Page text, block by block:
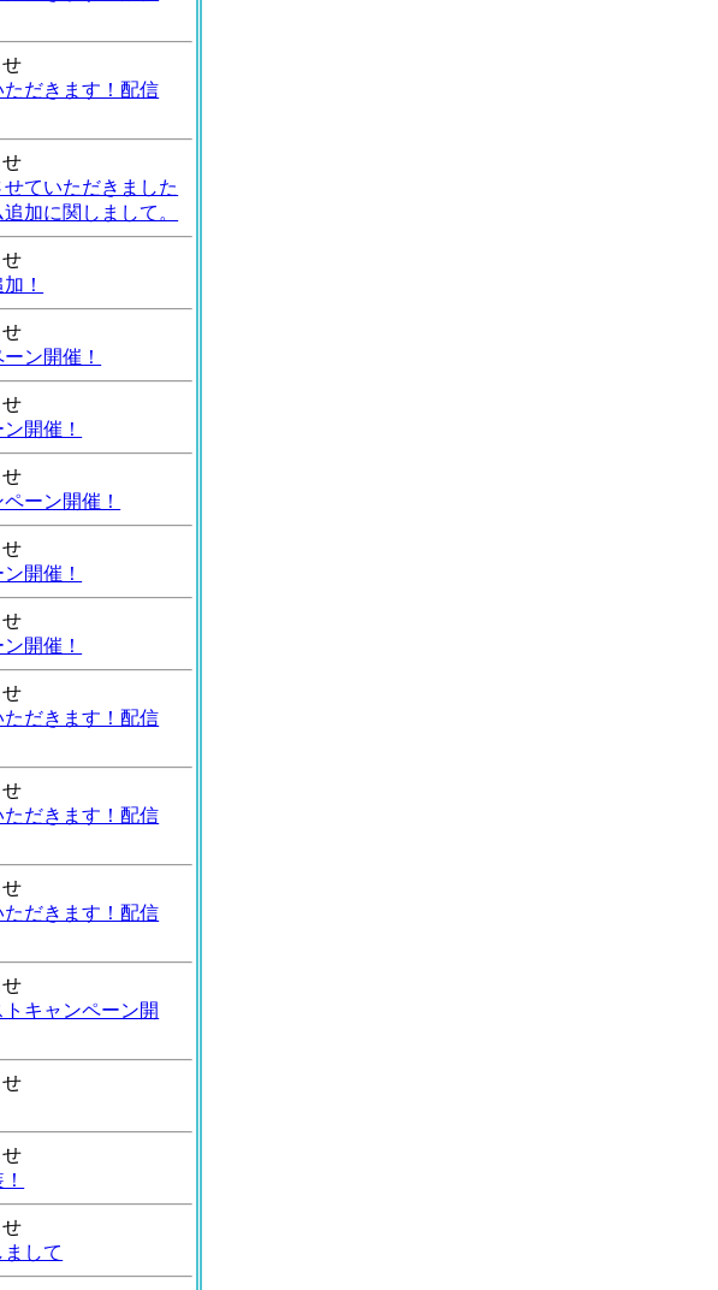
せ
だきます！配信
せ
ていただきました
加に関しまして。
せ
！
せ
ン開催！
せ
開催！
せ
ーン開催！
せ
開催！
せ
開催！
せ
だきます！配信
せ
だきます！配信
せ
だきます！配信
せ
キャンペーン開
せ
せ
せ
して